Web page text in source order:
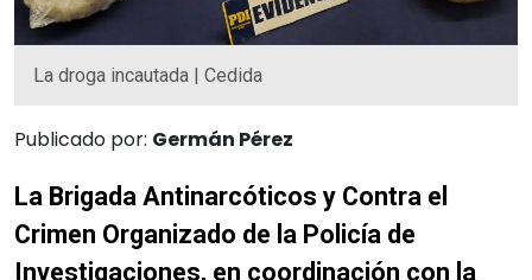
La droga incautada | Cedida
Publicado por: Germán Pérez
La Brigada Antinarcóticos y Contra el
Crimen Organizado de la Policía de
Investigaciones, en coordinación con la